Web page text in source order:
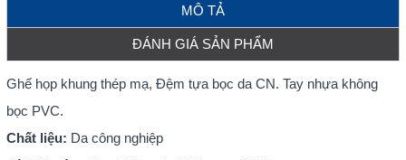
MÔ TẢ
ĐÁNH GIÁ SẢN PHẨM
Ghế họp khung thép mạ, Đệm tựa bọc da CN. Tay nhựa không
bọc PVC.
Chất liệu: Da công nghiệp